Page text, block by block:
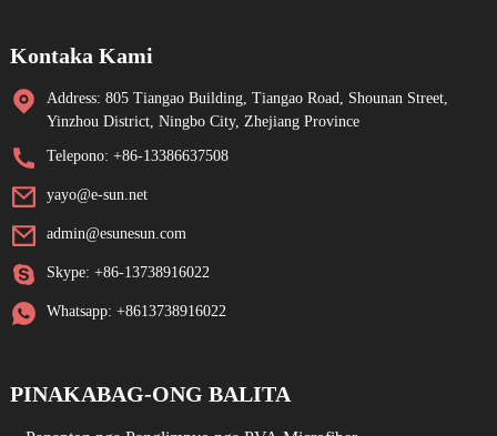
Kontaka Kami
Address: 805 Tiangao Building, Tiangao Road, Shounan Street,
Yinzhou District, Ningbo City, Zhejiang Province
Telepono: +86-13386637508
yayo@e-sun.net
admin@esunesun.com
Skype: +86-13738916022
Whatsapp: +8613738916022
PINAKABAG-ONG BALITA